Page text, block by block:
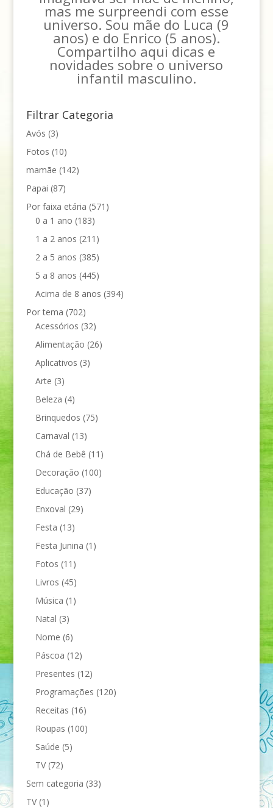
mas me surpreendi com esse
universo. Sou mãe do Luca (9
anos) e do Enrico (5 anos).
Compartilho aqui dicas e
novidades sobre o universo
infantil masculino.
Filtrar Categoria
Avós (3)
Fotos (10)
mamãe (142)
Papai (87)
Por faixa etária (571)
0 a 1 ano (183)
1 a 2 anos (211)
2 a 5 anos (385)
5 a 8 anos (445)
Acima de 8 anos (394)
Por tema (702)
Acessórios (32)
Alimentação (26)
Aplicativos (3)
Arte (3)
Beleza (4)
Brinquedos (75)
Carnaval (13)
Chá de Bebê (11)
Decoração (100)
Educação (37)
Enxoval (29)
Festa (13)
Festa Junina (1)
Fotos (11)
Livros (45)
Música (1)
Natal (3)
Nome (6)
Páscoa (12)
Presentes (12)
Programações (120)
Receitas (16)
Roupas (100)
Saúde (5)
TV(72)
Sem categoria (33)
TV(1)